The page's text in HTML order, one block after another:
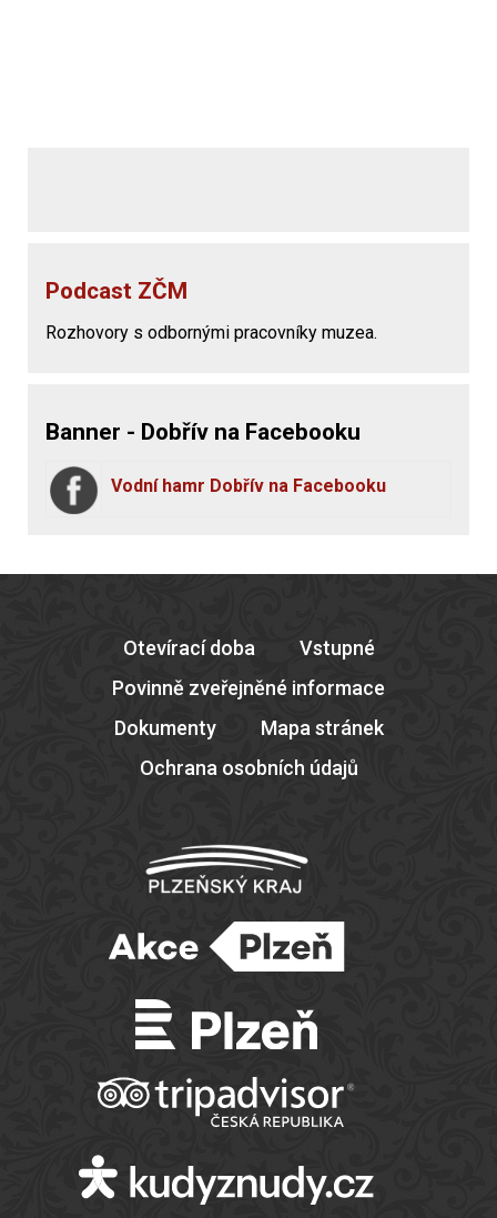
Podcast ZČM
Rozhovory s odbornými pracovníky muzea.
Banner - Dobřív na Facebooku
Vodní hamr Dobřív na Facebooku
Otevírací doba
Vstupné
Povinně zveřejněné informace
Dokumenty
Mapa stránek
Ochrana osobních údajů